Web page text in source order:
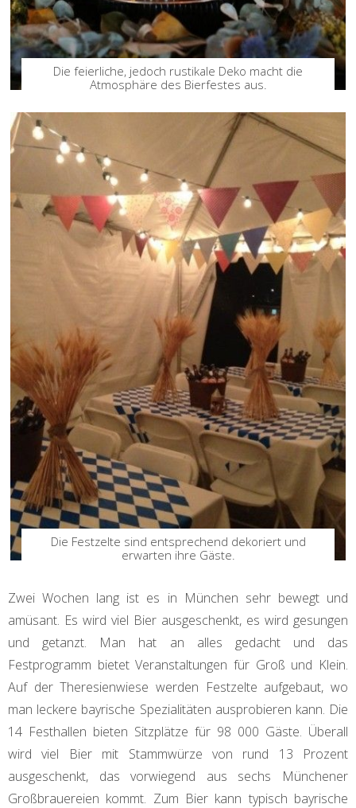
Die feierliche, jedoch rustikale Deko macht die
Atmosphäre des Bierfestes aus.
Die Festzelte sind entsprechend dekoriert und
erwarten ihre Gäste.
Zwei Wochen lang ist es in München sehr bewegt und
amüsant. Es wird viel Bier ausgeschenkt, es wird gesungen
und getanzt. Man hat an alles gedacht und das
Festprogramm bietet Veranstaltungen für Groß und Klein.
Auf der Theresienwiese werden Festzelte aufgebaut, wo
man leckere bayrische Spezialitäten ausprobieren kann. Die
14 Festhallen bieten Sitzplätze für 98 000 Gäste. Überall
wird viel Bier mit Stammwürze von rund 13 Prozent
ausgeschenkt, das vorwiegend aus sechs Münchener
Großbrauereien kommt. Zum Bier kann typisch bayrische